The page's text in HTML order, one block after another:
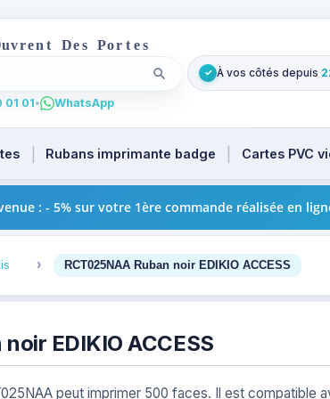
uvren t Des Por t es
au moins 2 caractères pour les
Lancer la recherche
01 01• WhatsApp
✓ À vos côtés depuis
Rubans imprimante badge Cartes PVC
: - 5% sur votre 1ère commande réalisée en
RCT025NAA Ruban noir EDIKIO ACCESS 4
EDIKIO ACCESS
peut imprimer 500 faces. Il est compatible